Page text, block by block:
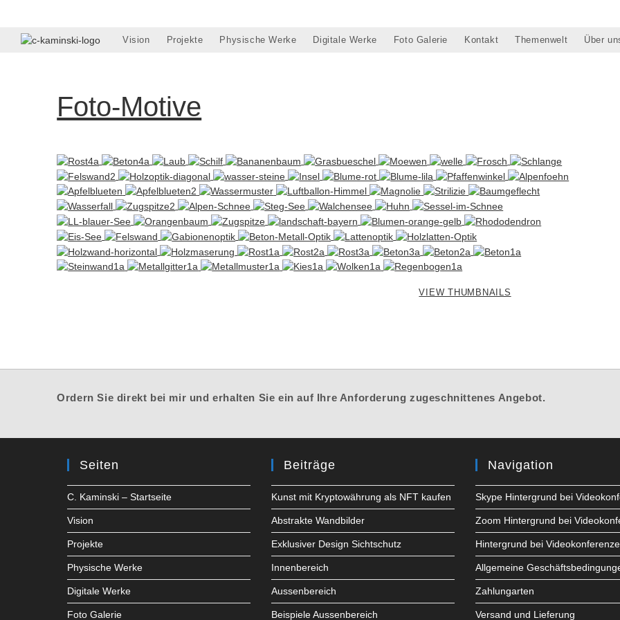
springen
Vision Projekte Physische Werke Digitale Werke Foto Galerie Kontakt Themenwelt Über
Foto-Motive
VIEW THUMBNAILS
Ordern Sie direkt bei mir und erhalten Sie ein auf Ihre Anforderung zugeschnittenes Angebot.
Seiten
C. Kaminski – Startseite
Vision
Projekte
Physische Werke
Digitale Werke
Foto Galerie
Beiträge
Kunst mit Kryptowährung als NFT kaufen
Abstrakte Wandbilder
Exklusiver Design Sichtschutz
Innenbereich
Aussenbereich
Beispiele Aussenbereich
Navigation
Skype Hintergrund bei
Zoom Hintergrund bei
Hintergrund bei
Allgemeine
Zahlungarten
Versand und Lieferung